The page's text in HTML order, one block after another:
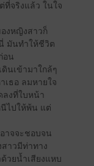
ที่จริงแล้ว ในใจ
งหญิงสาวก็
มันทำให้ชีวิต
อน
นเข้ามาใกล้ๆ
เธอ ลมหายใจ
ลงที่ใบหน้า
ไปให้พ้น แต่
าจจะชอบจน
สาวมีท่าทาง
วยน้ำเสียงแหบ